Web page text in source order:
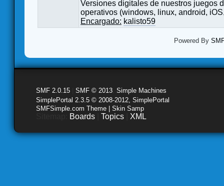
Versiones digitales de nuestros juegos
operativos (windows, linux, android,
Encargado: kalisto59
Powered By
SMF 2.0.15 SMF © 2013 Simple Machines
SimplePortal 2.3.5 © 2008-2012, SimplePortal
SMFSimple.com Theme | Skin Samp
Boards Topics XML